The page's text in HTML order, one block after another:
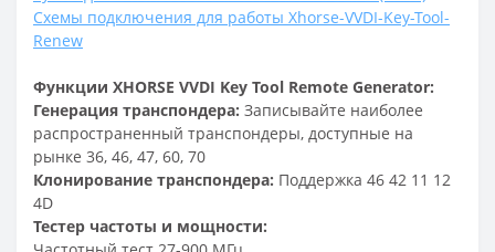
Схемы подключения для работы Xhorse-VVDI-Key-Tool-
Renew
Функции XHORSE VVDI Key Tool Remote Generator:
Генерация транспондера: Записывайте наиболее
распространенный транспондеры, доступные на
рынке 36, 46, 47, 60, 70
Клонирование транспондера: Поддержка 46 42 11 12
4D
Тестер частоты и мощности: